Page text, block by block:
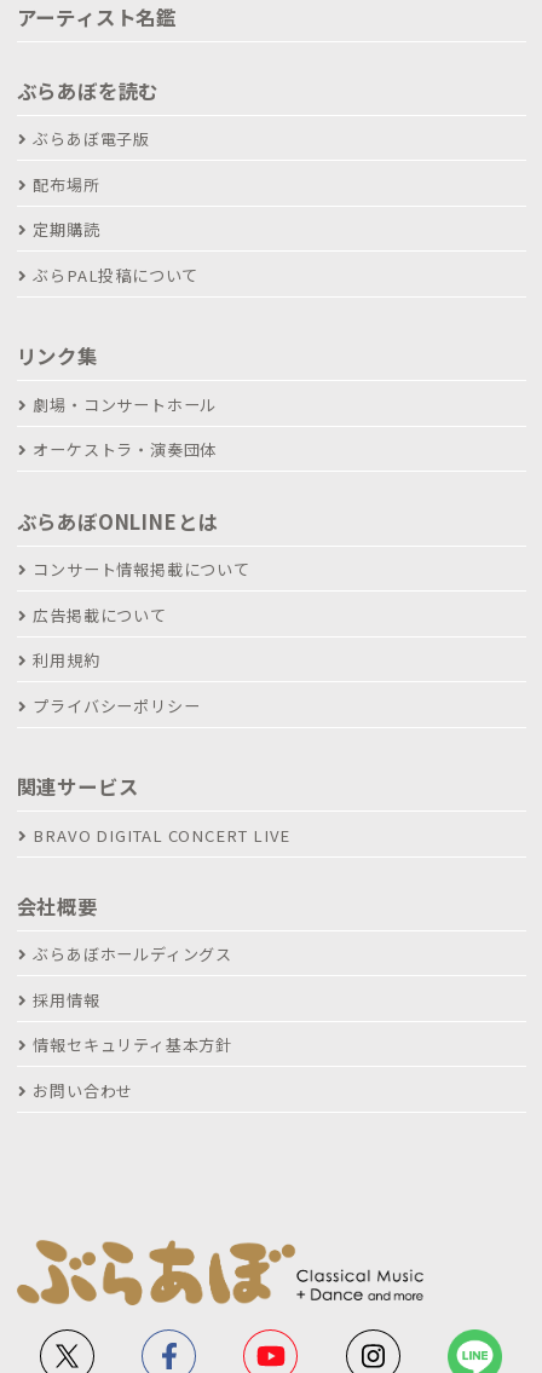
アーティスト名鑑
ぶらあぼを読む
ぶらあぼ電子版
配布場所
定期購読
ぶらPAL投稿について
リンク集
劇場・コンサートホール
オーケストラ・演奏団体
ぶらあぼONLINEとは
コンサート情報掲載について
広告掲載について
利用規約
プライバシーポリシー
関連サービス
BRAVO DIGITAL CONCERT LIVE
会社概要
ぶらあぼホールディングス
採用情報
情報セキュリティ基本方針
お問い合わせ